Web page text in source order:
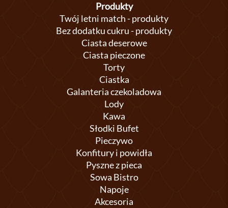
Produkty
Twój letni match - produkty
Bez dodatku cukru - produkty
Ciasta deserowe
Ciasta pieczone
Torty
Ciastka
Galanteria czekoladowa
Lody
Kawa
Słodki Bufet
Pieczywo
Konfitury i powidła
Pyszne z pieca
Sowa Bistro
Napoje
Akcesoria